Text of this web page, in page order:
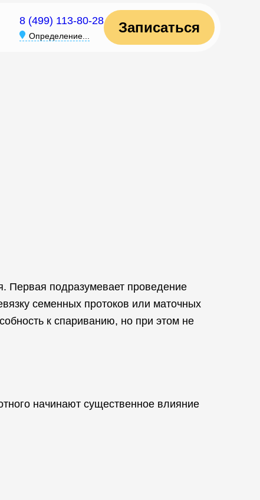
8 (499) 113-80-28
Определение...
Записаться
Первая подразумевает проведение
семенных протоков или маточных
к спариванию, но при этом не
начинают существенное влияние